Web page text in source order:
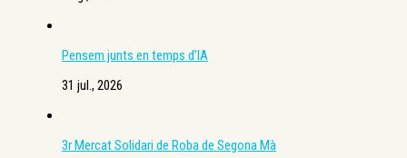
Pensem junts en temps d’IA
31 jul., 2026
3r Mercat Solidari de Roba de Segona Mà